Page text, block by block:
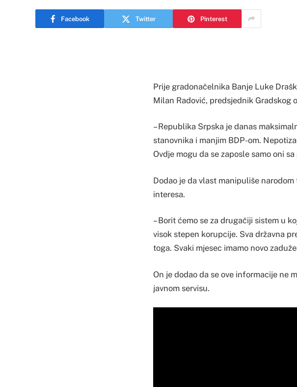
Facebook Twitter Pinterest
Prije gradonačelnika Banje Luke
Milan Radović, predsjednik Gradskog
– Republika Srpska je danas
stanovnika i manjim BDP-om.
Ovdje mogu da se zaposle samo oni
Dodao je da vlast manipuliše
interesa.
– Borit ćemo se za drugačiji sistem u
visok stepen korupcije. Sva državna
toga. Svaki mjesec imamo novo
On je dodao da se ove informacije ne
javnom servisu.